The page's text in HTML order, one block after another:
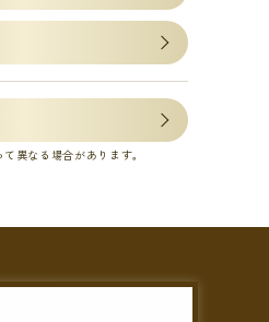
異なる場合があります。